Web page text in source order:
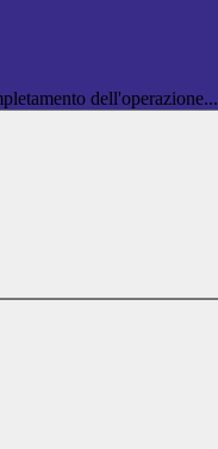
dell'operazione...